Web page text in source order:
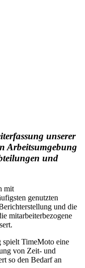
unserer
Arbeitsumgebung
und
mit
genutzten
und die
mitarbeiterbezogene
spielt TimeMoto eine
von Zeit- und
so den Bedarf an